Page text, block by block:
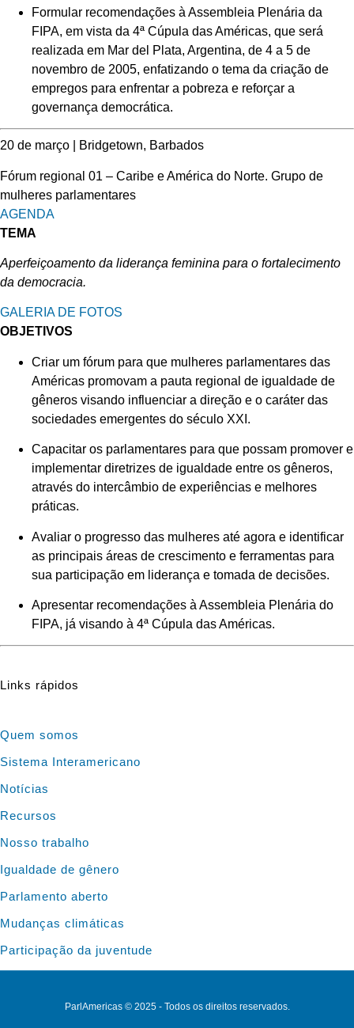
Formular recomendações à Assembleia Plenária da
FIPA, em vista da 4ª Cúpula das Américas, que será
realizada em Mar del Plata, Argentina, de 4 a 5 de
novembro de 2005, enfatizando o tema da criação de
empregos para enfrentar a pobreza e reforçar a
governança democrática.
20 de março | Bridgetown, Barbados
Fórum regional 01 – Caribe e América do Norte. Grupo de
mulheres parlamentares
AGENDA
TEMA
Aperfeiçoamento da liderança feminina para o fortalecimento
da democracia.
GALERIA DE FOTOS
OBJETIVOS
Criar um fórum para que mulheres parlamentares das
Américas promovam a pauta regional de igualdade de
gêneros visando influenciar a direção e o caráter das
sociedades emergentes do século XXI.
Capacitar os parlamentares para que possam promover e
implementar diretrizes de igualdade entre os gêneros,
através do intercâmbio de experiências e melhores
práticas.
Avaliar o progresso das mulheres até agora e identificar
as principais áreas de crescimento e ferramentas para
sua participação em liderança e tomada de decisões.
Apresentar recomendações à Assembleia Plenária do
FIPA, já visando à 4ª Cúpula das Américas.
Links rápidos
Quem somos
Sistema Interamericano
Notícias
Recursos
Nosso trabalho
Igualdade de gênero
Parlamento aberto
Mudanças climáticas
Participação da juventude
ParlAmericas © 2025 - Todos os direitos reservados.